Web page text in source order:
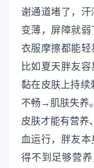
谢通道堵了，
变薄，屏障就弱
衣服摩擦都能
比如夏天胖友容
黏在皮肤上持续
不畅→肌肤失养
皮肤才能有营养
血运行，胖友
得不到足够营